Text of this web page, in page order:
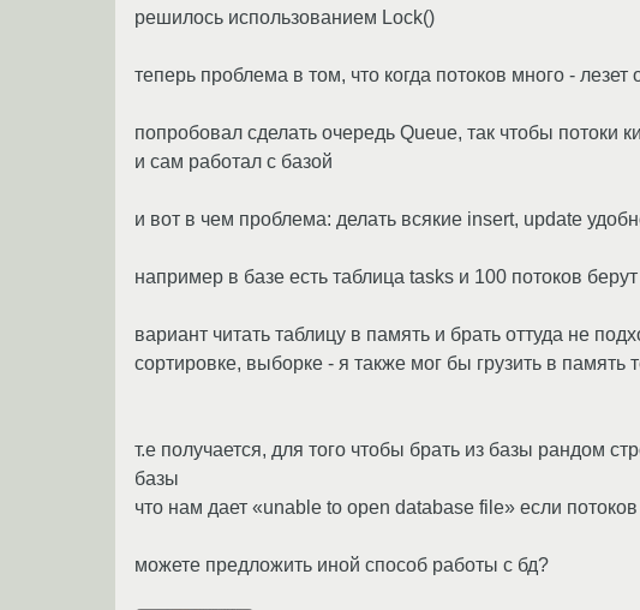
решилось использованием Lock()
теперь проблема в том, что когда потоков много -
попробовал сделать очередь Queue, так чтобы потоки
и сам работал с базой
и вот в чем проблема: делать всякие insert, update
например в базе есть таблица tasks и 100 потоков
вариант читать таблицу в память и брать оттуда не
сортировке, выборке - я также мог бы грузить в память
т.е получается, для того чтобы брать из базы рандом
базы
что нам дает «unable to open database file» если
можете предложить иной способ работы с бд?